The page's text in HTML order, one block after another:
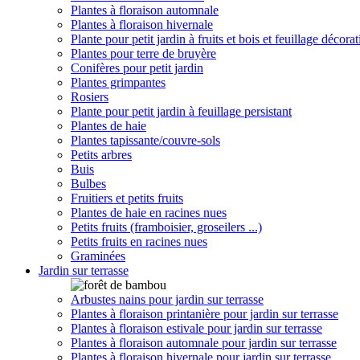
Plantes à floraison automnale
Plantes à floraison hivernale
Plante pour petit jardin à fruits et bois et feuillage
Plantes pour terre de bruyère
Conifères pour petit jardin
Plantes grimpantes
Rosiers
Plante pour petit jardin à feuillage persistant
Plantes de haie
Plantes tapissante/couvre-sols
Petits arbres
Buis
Bulbes
Fruitiers et petits fruits
Plantes de haie en racines nues
Petits fruits (framboisier, groseilers ...)
Petits fruits en racines nues
Graminées
Jardin sur terrasse
Arbustes nains pour jardin sur terrasse
Plantes à floraison printanière pour jardin sur terrasse
Plantes à floraison estivale pour jardin sur terrasse
Plantes à floraison automnale pour jardin sur terrasse
Plantes à floraison hivernale pour jardin sur terrasse